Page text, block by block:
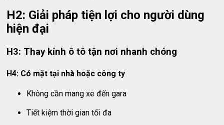
H2: Giải pháp tiện lợi cho người dùng
hiện đại
H3: Thay kính ô tô tận nơi nhanh chóng
H4: Có mặt tại nhà hoặc công ty
Không cần mang xe đến gara
Tiết kiệm thời gian tối đa